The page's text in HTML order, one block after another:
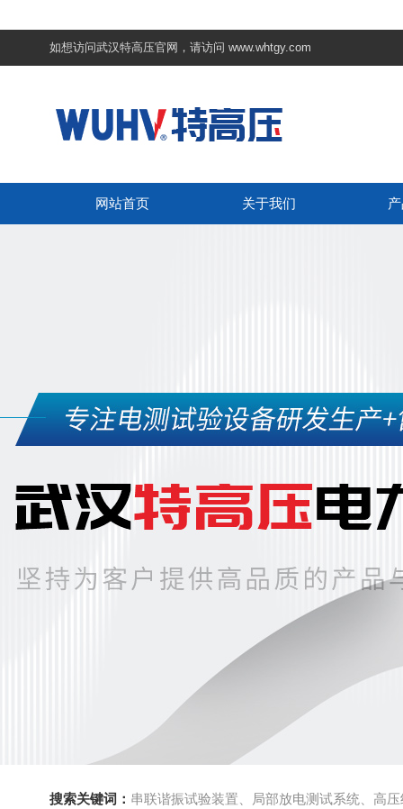
如想访问武汉特高压官网，请访问 www.whtgy.com
网站首页 关于我们
搜索关键词： 串联谐振试验装置、局部放电测试系统、高压